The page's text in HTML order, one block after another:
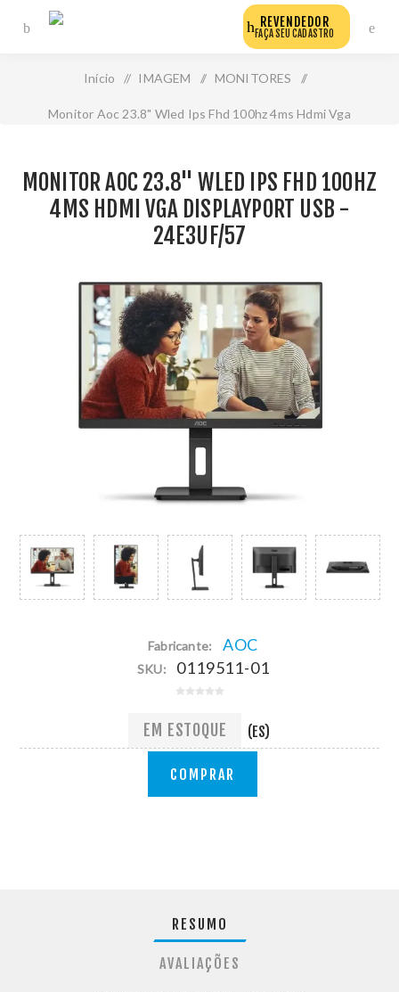
REVENDEDOR
FAÇA SEU CADASTRO
Início / IMAGEM / MONITORES /
Monitor Aoc 23.8" Wled Ips Fhd 100hz 4ms Hdmi Vga
MONITOR AOC 23.8" WLED IPS FHD 100HZ
4MS HDMI VGA DISPLAYPORT USB -
24E3UF/57
Fabricante: AOC
SKU: 0119511-01
EM ESTOQUE (ES)
COMPRAR
RESUMO
AVALIAÇÕES